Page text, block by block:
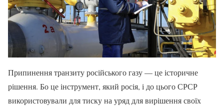
Припинення транзиту російського газу — це історичне
рішення. Бо це інструмент, який росія, і до цього СРСР
використовували для тиску на уряд для вирішення своїх